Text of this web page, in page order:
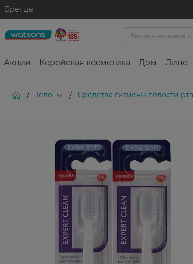
Бренды
Акции Корейская косметика Дом Лицо
/ Тело / Средства гигиены полости рта